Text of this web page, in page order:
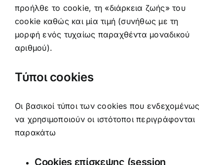
προήλθε το cookie, τη «διάρκεια ζωής» του
cookie καθώς και μία τιμή (συνήθως με τη
μορφή ενός τυχαίως παραχθέντα μοναδικού
αριθμού).
Τύποι cookies
Οι βασικοί τύποι των cookies που ενδεχομένως
να χρησιμοποιούν οι ιστότοποι περιγράφονται
παρακάτω
Cookies επίσκεψης (session